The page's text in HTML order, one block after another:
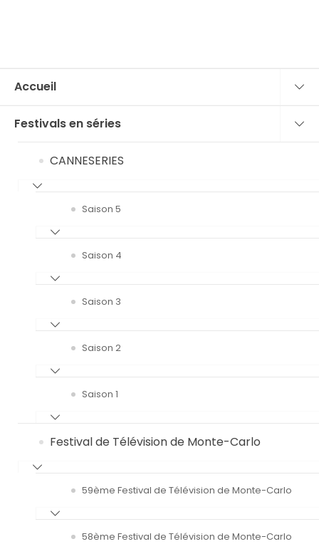
Accueil
Festivals en séries
CANNESERIES
Saison 5
Saison 4
Saison 3
Saison 2
Saison 1
Festival de Télévision de Monte-Carlo
59ème Festival de Télévision de Monte-Carlo
58ème Festival de Télévision de Monte-Carlo